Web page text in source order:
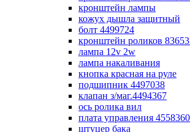
кронштейн лампы
кожух дышла защитный
болт 4499724
кронштейн роликов
лампа 12v 2w
лампа накаливания
кнопка красная на руле
подшипник 4497038
клапан з/маг.4494367
ось ролика вил
плата управления
штуцер бака